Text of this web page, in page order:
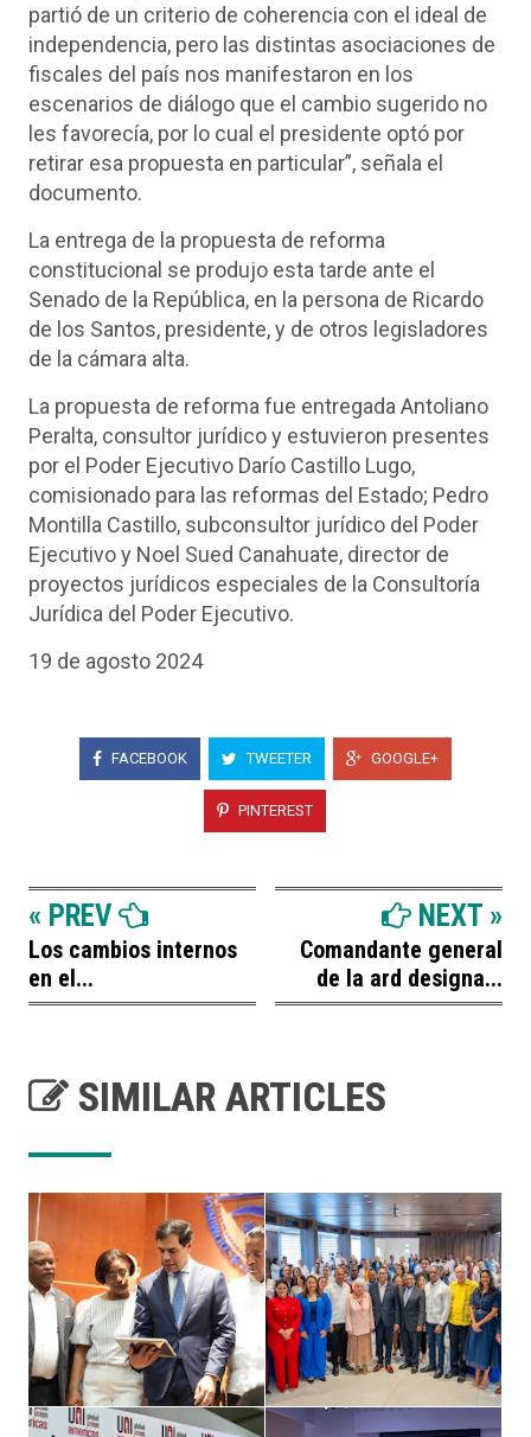
partió de un criterio de coherencia con el ideal de
independencia, pero las distintas asociaciones de
fiscales del país nos manifestaron en los
escenarios de diálogo que el cambio sugerido no
les favorecía, por lo cual el presidente optó por
retirar esa propuesta en particular”, señala el
documento.
La entrega de la propuesta de reforma
constitucional se produjo esta tarde ante el
Senado de la República, en la persona de Ricardo
de los Santos, presidente, y de otros legisladores
de la cámara alta.
La propuesta de reforma fue entregada Antoliano
Peralta, consultor jurídico y estuvieron presentes
por el Poder Ejecutivo Darío Castillo Lugo,
comisionado para las reformas del Estado; Pedro
Montilla Castillo, subconsultor jurídico del Poder
Ejecutivo y Noel Sued Canahuate, director de
proyectos jurídicos especiales de la Consultoría
Jurídica del Poder Ejecutivo.
19 de agosto 2024
FACEBOOK TWEETER GOOGLE+
PINTEREST
« PREV
Los cambios internos
en el...
NEXT »
Comandante general
de la ard designa...
SIMILAR ARTICLES